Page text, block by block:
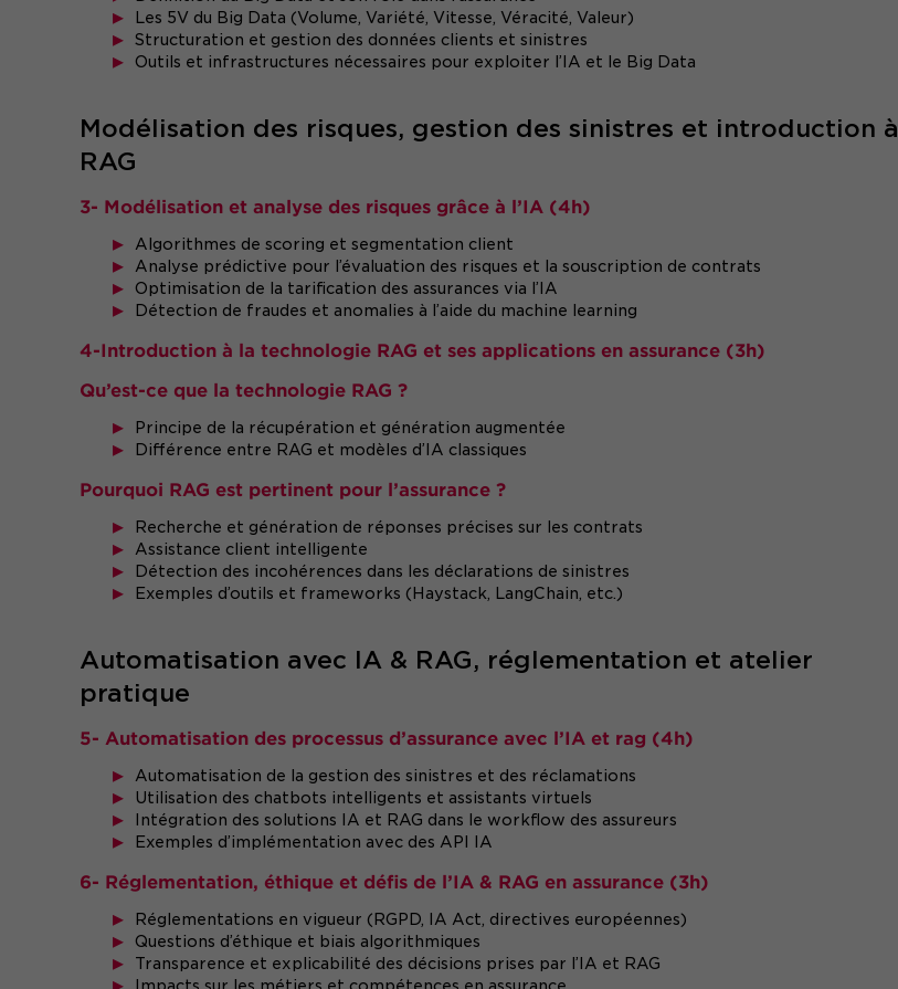
Les 5V du Big Data (Volume, Variété, Vitesse, Véracité, Valeur)
Structuration et gestion des données clients et sinistres
Outils et infrastructures nécessaires pour exploiter l’IA et le Big Data
Modélisation des risques, gestion des sinistres et introduction à
RAG
3- Modélisation et analyse des risques grâce à l’IA (4h)
Algorithmes de scoring et segmentation client
Analyse prédictive pour l’évaluation des risques et la souscription de contrats
Optimisation de la tarification des assurances via l’IA
Détection de fraudes et anomalies à l’aide du machine learning
4-Introduction à la technologie RAG et ses applications en assurance (3h)
Qu’est-ce que la technologie RAG ?
Principe de la récupération et génération augmentée
Différence entre RAG et modèles d’IA classiques
Pourquoi RAG est pertinent pour l’assurance ?
Recherche et génération de réponses précises sur les contrats
Assistance client intelligente
Détection des incohérences dans les déclarations de sinistres
Exemples d’outils et frameworks (Haystack, LangChain, etc.)
Automatisation avec IA & RAG, réglementation et atelier
pratique
5- Automatisation des processus d’assurance avec l’IA et rag (4h)
Automatisation de la gestion des sinistres et des réclamations
Utilisation des chatbots intelligents et assistants virtuels
Intégration des solutions IA et RAG dans le workflow des assureurs
Exemples d’implémentation avec des API IA
6- Réglementation, éthique et défis de l’IA & RAG en assurance (3h)
Réglementations en vigueur (RGPD, IA Act, directives européennes)
Questions d’éthique et biais algorithmiques
Transparence et explicabilité des décisions prises par l’IA et RAG